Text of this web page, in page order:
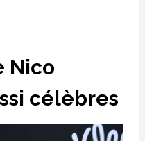
Nico
célèbres